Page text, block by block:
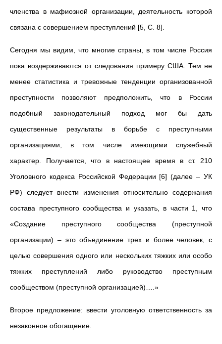
членства в мафиозной организации, деятельность которой
связана с совершением преступлений [5, C. 8].
Сегодня мы видим, что многие страны, в том числе Россия
пока воздерживаются от следования примеру США. Тем не
менее статистика и тревожные тенденции организованной
преступности позволяют предположить, что в России
подобный законодательный подход мог бы дать
существенные результаты в борьбе с преступными
организациями, в том числе имеющими служебный
характер. Получается, что в настоящее время в ст. 210
Уголовного кодекса Российской Федерации [6] (далее – УК
РФ) следует внести изменения относительно содержания
состава преступного сообщества и указать, в части 1, что
«Создание преступного сообщества (преступной
организации) – это объединение трех и более человек, с
целью совершения одного или нескольких тяжких или особо
тяжких преступлений либо руководство преступным
сообществом (преступной организацией)….»
Второе предложение: ввести уголовную ответственность за
незаконное обогащение.